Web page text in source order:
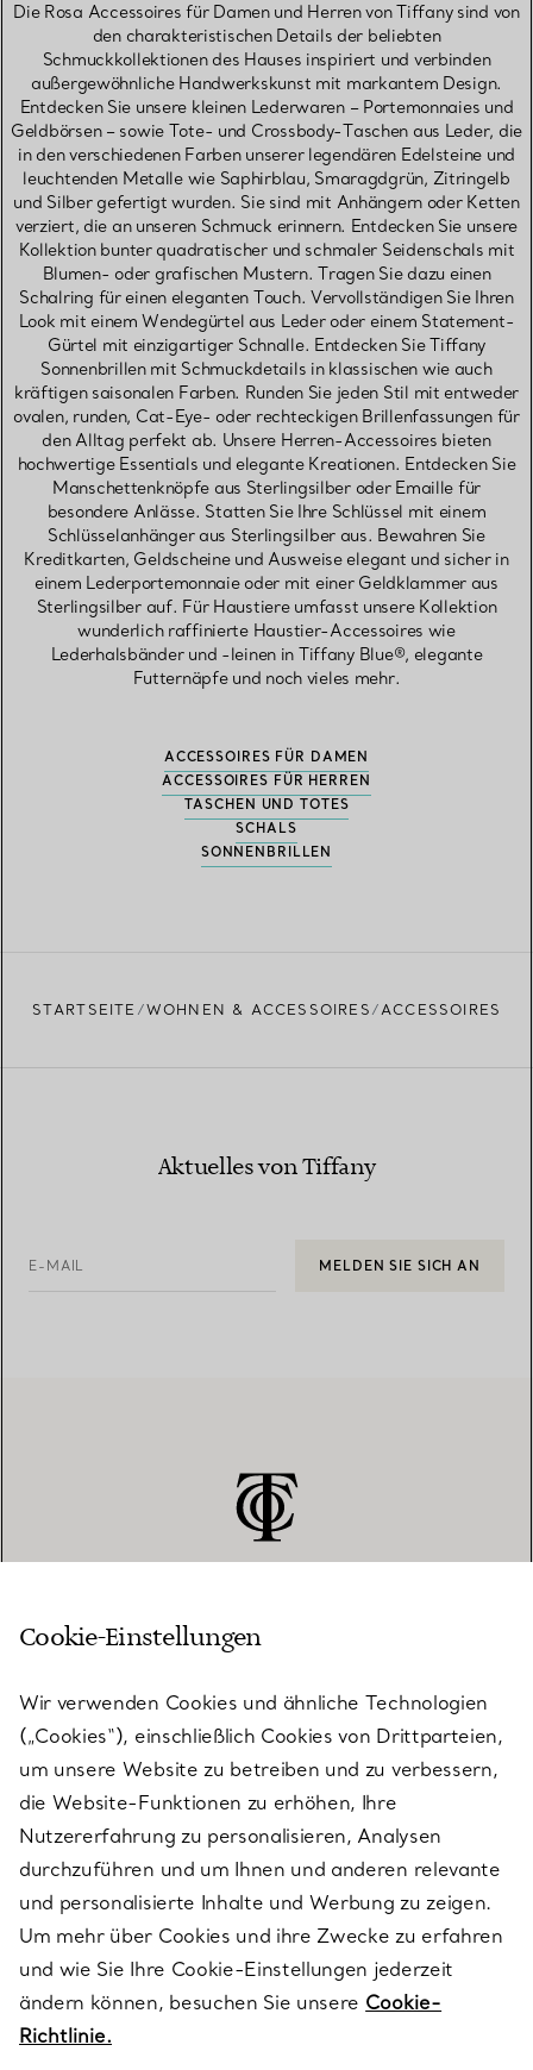
Die Rosa Accessoires für Damen und Herren von Tiffany sind von
den charakteristischen Details der beliebten
Schmuckkollektionen des Hauses inspiriert und verbinden
außergewöhnliche Handwerkskunst mit markantem Design.
Entdecken Sie unsere kleinen Lederwaren – Portemonnaies und
Geldbörsen – sowie Tote- und Crossbody-Taschen aus Leder, die
in den verschiedenen Farben unserer legendären Edelsteine und
leuchtenden Metalle wie Saphirblau, Smaragdgrün, Zitringelb
und Silber gefertigt wurden. Sie sind mit Anhängern oder Ketten
verziert, die an unseren Schmuck erinnern. Entdecken Sie unsere
Kollektion bunter quadratischer und schmaler Seidenschals mit
Blumen- oder grafischen Mustern. Tragen Sie dazu einen
Schalring für einen eleganten Touch. Vervollständigen Sie Ihren
Look mit einem Wendegürtel aus Leder oder einem Statement-
Gürtel mit einzigartiger Schnalle. Entdecken Sie Tiffany
Sonnenbrillen mit Schmuckdetails in klassischen wie auch
kräftigen saisonalen Farben. Runden Sie jeden Stil mit entweder
ovalen, runden, Cat-Eye- oder rechteckigen Brillenfassungen für
den Alltag perfekt ab. Unsere Herren-Accessoires bieten
hochwertige Essentials und elegante Kreationen. Entdecken Sie
Manschettenknöpfe aus Sterlingsilber oder Emaille für
besondere Anlässe. Statten Sie Ihre Schlüssel mit einem
Schlüsselanhänger aus Sterlingsilber aus. Bewahren Sie
Kreditkarten, Geldscheine und Ausweise elegant und sicher in
einem Lederportemonnaie oder mit einer Geldklammer aus
Sterlingsilber auf. Für Haustiere umfasst unsere Kollektion
wunderlich raffinierte Haustier-Accessoires wie
Lederhalsbänder und -leinen in Tiffany Blue®, elegante
Futternäpfe und noch vieles mehr.
ACCESSOIRES FÜR DAMEN
ACCESSOIRES FÜR HERREN
TASCHEN UND TOTES
SCHALS
SONNENBRILLEN
STARTSEITE WOHNEN & ACCESSOIRES ACCESSOIRES
Aktuelles von Tiffany
E-MAIL MELDEN SIE SICH AN
KUNDENSERVICE
SERVICES
ÜBER TIFFANY & CO.
RECHTLICHE HINWEISE
FOLGEN SIE UNS
Cookie-Einstellungen
Wir verwenden Cookies und ähnliche Technologien
(„Cookies“), einschließlich Cookies von Drittparteien,
um unsere Website zu betreiben und zu verbessern,
die Website-Funktionen zu erhöhen, Ihre
Nutzererfahrung zu personalisieren, Analysen
durchzuführen und um Ihnen und anderen relevante
und personalisierte Inhalte und Werbung zu zeigen.
Um mehr über Cookies und ihre Zwecke zu erfahren
und wie Sie Ihre Cookie-Einstellungen jederzeit
ändern können, besuchen Sie unsere Cookie-
Richtlinie.